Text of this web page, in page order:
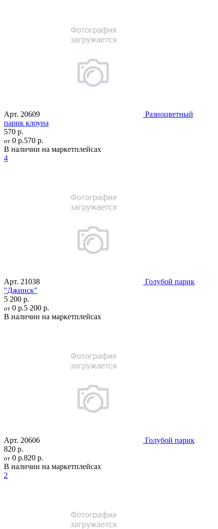
Арт. 20609
Разноцветный
парик клоуна
570 р.
от 0 р.570 р.
В наличии на маркетплейсах
4
Арт. 21038
Голубой парик
"Джинск"
5 200 р.
от 0 р.5 200 р.
В наличии на маркетплейсах
Арт. 20606
Голубой парик
820 р.
от 0 р.820 р.
В наличии на маркетплейсах
2